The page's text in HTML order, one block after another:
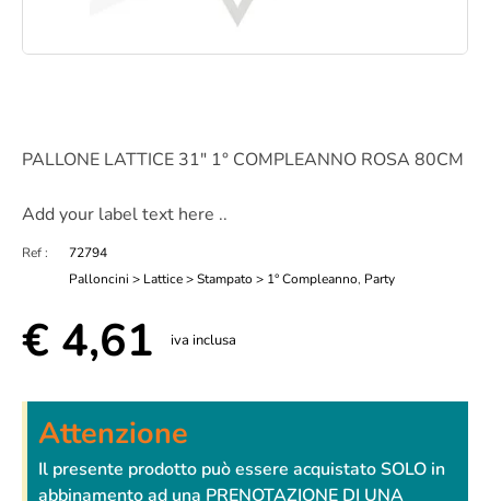
PALLONE LATTICE 31″ 1° COMPLEANNO ROSA 80CM
Add your label text here ..
Ref :
72794
Palloncini > Lattice > Stampato > 1° Compleanno, Party
€ 4,61 iva inclusa
Attenzione
Il presente prodotto può essere acquistato SOLO in
abbinamento ad una PRENOTAZIONE DI UNA